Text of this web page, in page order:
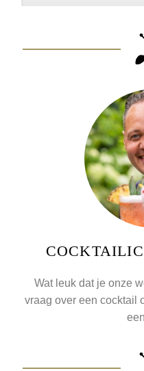
Wat leuk dat je onze
vraag over een cocktail
een